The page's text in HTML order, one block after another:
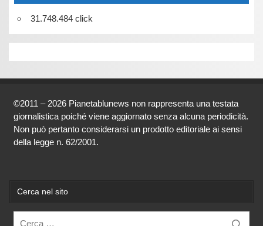
31.748.484 click
©2011 – 2026 Pianetablunews non rappresenta una testata
giornalistica poiché viene aggiornato senza alcuna periodicità.
Non può pertanto considerarsi un prodotto editoriale ai sensi
della legge n. 62/2001.
Cerca nel sito